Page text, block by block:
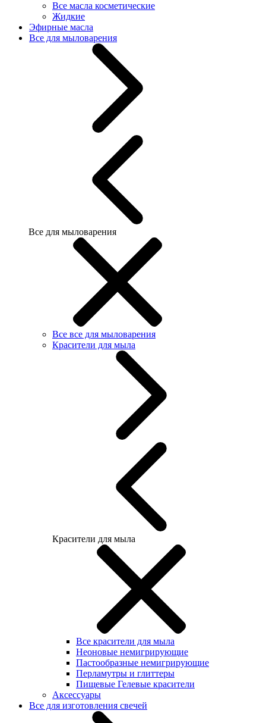
Все масла косметические
Жидкие
Эфирные масла
Все для мыловарения
Все для мыловарения
Все все для мыловарения
Красители для мыла
Красители для мыла
Все красители для мыла
Неоновые немигрирующие
Пастообразные немигрирующие
Перламутры и глиттеры
Пищевые Гелевые красители
Аксессуары
Все для изготовления свечей